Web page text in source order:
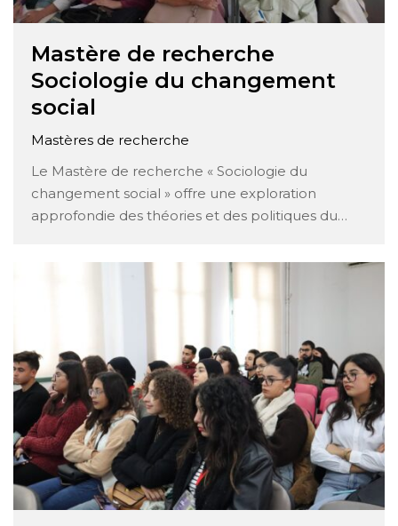
Mastère de recherche
Sociologie du changement
social
Mastères de recherche
Le Mastère de recherche « Sociologie du
changement social » offre une exploration
approfondie des théories et des politiques du
quantitatives et qualitatives pour comprendre et
description détaillée des matières enseignées :
Analyse des différentes …